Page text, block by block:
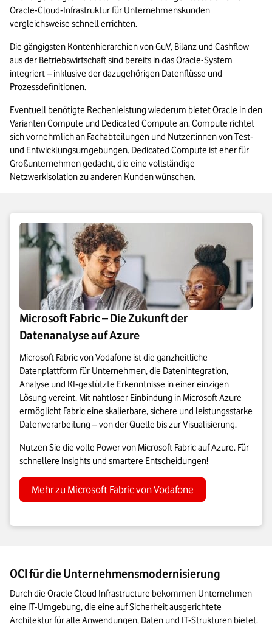
Oracle-Cloud-Infrastruktur für Unternehmenskunden
vergleichsweise schnell errichten.
Die gängigsten Kontenhierarchien von GuV, Bilanz und Cashflow
aus der Betriebswirtschaft sind bereits in das Oracle-System
integriert – inklusive der dazugehörigen Datenflüsse und
Prozessdefinitionen.
Eventuell benötigte Rechenleistung wiederum bietet Oracle in den
Varianten Compute und Dedicated Compute an. Compute richtet
sich vornehmlich an Fachabteilungen und Nutzer:innen von Test-
und Entwicklungsumgebungen. Dedicated Compute ist eher für
Großunternehmen gedacht, die eine vollständige
Netzwerkisolation zu anderen Kunden wünschen.
Microsoft Fabric – Die Zukunft der
Datenanalyse auf Azure
Microsoft Fabric von Vodafone ist die ganzheitliche
Datenplattform für Unternehmen, die Datenintegration,
Analyse und KI-gestützte Erkenntnisse in einer einzigen
Lösung vereint. Mit nahtloser Einbindung in Microsoft Azure
ermöglicht Fabric eine skalierbare, sichere und leistungsstarke
Datenverarbeitung – von der Quelle bis zur Visualisierung.
Nutzen Sie die volle Power von Microsoft Fabric auf Azure. Für
schnellere Insights und smartere Entscheidungen!
Mehr zu Microsoft Fabric von Vodafone
OCI für die Unternehmensmodernisierung
Durch die Oracle Cloud Infrastructure bekommen Unternehmen
eine IT-Umgebung, die eine auf Sicherheit ausgerichtete
Architektur für alle Anwendungen, Daten und IT-Strukturen bietet.